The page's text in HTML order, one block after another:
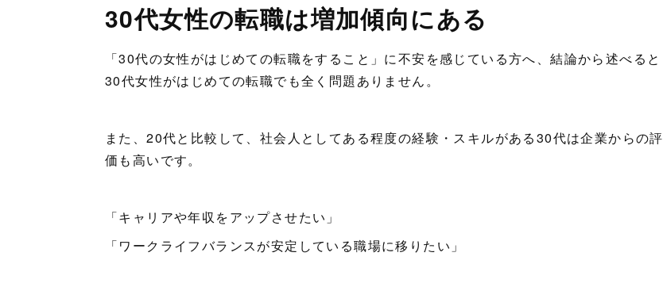
30代女性の転職は増加傾向にある
「30代の女性がはじめての転職をすること」に不安を感じている方へ、結論から述べると
30代女性がはじめての転職でも全く問題ありません。
また、20代と比較して、社会人としてある程度の経験・スキルがある30代は企業からの評
価も高いです。
「キャリアや年収をアップさせたい」
「ワークライフバランスが安定している職場に移りたい」